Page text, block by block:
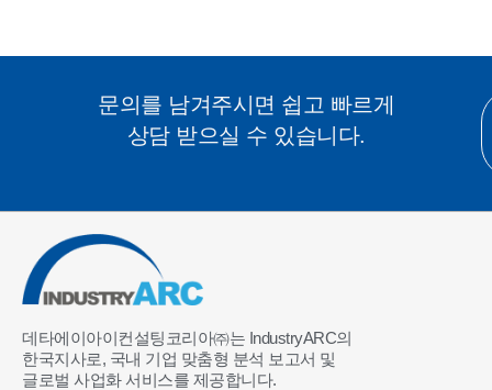
문의를 남겨주시면 쉽고 빠르게
상담 받으실 수 있습니다.
데타에이아이컨설팅코리아㈜는 IndustryARC의
한국지사로, 국내 기업 맞춤형 분석 보고서 및
글로벌 사업화 서비스를 제공합니다.